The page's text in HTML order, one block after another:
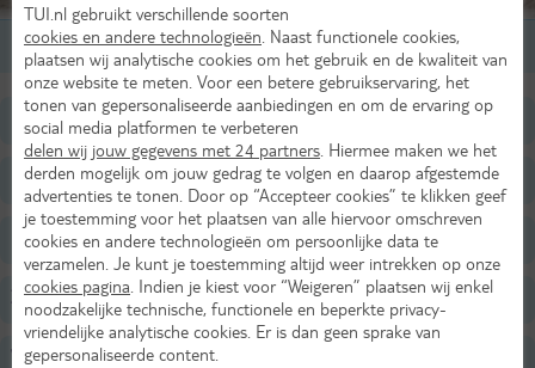
2-persoonskamer, 2-4 pers
Ligging
Faciliteiten
Restaurants/Bars
Zwembaden
Wellness
TUI.nl gebruikt verschillende soorten
cookies en andere technologieën . Naast functionele cookies,
plaatsen wij analytische cookies om het gebruik en de kwaliteit van
onze website te meten. Voor een betere gebruikservaring, het
tonen van gepersonaliseerde aanbiedingen en om de ervaring op
social media platformen te verbeteren
delen wij jouw gegevens met 24 partners . Hiermee maken we het
derden mogelijk om jouw gedrag te volgen en daarop afgestemde
advertenties te tonen. Door op “Accepteer cookies” te klikken geef
je toestemming voor het plaatsen van alle hiervoor omschreven
cookies en andere technologieën om persoonlijke data te
verzamelen. Je kunt je toestemming altijd weer intrekken op onze
cookies pagina . Indien je kiest voor “Weigeren” plaatsen wij enkel
noodzakelijke technische, functionele en beperkte privacy-
vriendelijke analytische cookies. Er is dan geen sprake van
gepersonaliseerde content.